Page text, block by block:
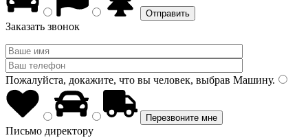
Заказать звонок
Пожалуйста, докажите, что вы человек, выбрав Машину.
Письмо директору